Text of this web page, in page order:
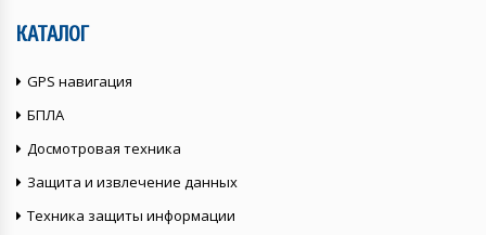
КАТАЛОГ
GPS навигация
БПЛА
Досмотровая техника
Защита и извлечение данных
Техника защиты информации